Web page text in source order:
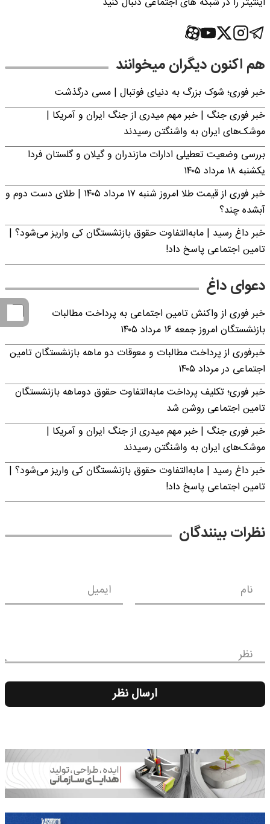
هم اکنون دیگران میخوانند
خبر فوری؛‌ شوک بزرگ به دنیای فوتبال | مسی درگذشت
خبر فوری جنگ | خبر مهم میدری از جنگ ایران و آمریکا |
موشک‌های ایران به واشنگتن رسیدند
بررسی وضعیت تعطیلی ادارات مازندران و گیلان و گلستان فردا
یکشنبه ۱۸ مرداد ۱۴۰۵
خبر فوری از قیمت طلا امروز شنبه ۱۷ مرداد ۱۴۰۵ | طلای دست دوم و
آبشده چند؟
خبر داغ رسید | مابه‌التفاوت حقوق بازنشستگان کی واریز می‌شود؟ |
تامین اجتماعی پاسخ داد!
دعوای داغ
خبر فوری از واکنش تامین اجتماعی به پرداخت مطالبات
بازنشستگان امروز جمعه ۱۶ مرداد ۱۴۰۵
خبرفوری از پرداخت مطالبات و معوقات دو ماهه بازنشستگان تامین
اجتماعی در مرداد ۱۴۰۵
خبر فوری؛ تکلیف پرداخت مابه‌التفاوت حقوق دوماهه بازنشستگان
تامین اجتماعی روشن شد
خبر فوری جنگ | خبر مهم میدری از جنگ ایران و آمریکا |
موشک‌های ایران به واشنگتن رسیدند
خبر داغ رسید | مابه‌التفاوت حقوق بازنشستگان کی واریز می‌شود؟ |
تامین اجتماعی پاسخ داد!
نظرات بینندگان
نام ایمیل
نظر
ارسال نظر